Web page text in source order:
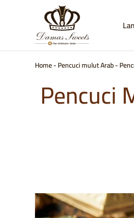
Damas
Sweets
Manisan
Damsyik
–
Destinasi
Anda
untuk
Timur
Tengah
Asli.
Halal,
buatan
tangan,
Home-Pencuci mulut Arab-
Pencuci